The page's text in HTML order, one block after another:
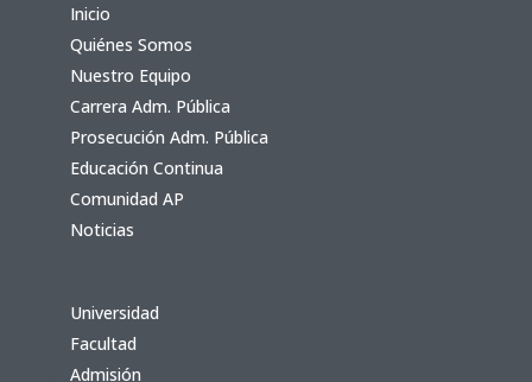
Inicio
Quiénes Somos
Nuestro Equipo
Carrera Adm. Pública
Prosecución Adm. Pública
Educación Continua
Comunidad AP
Noticias
Universidad
Facultad
Admisión